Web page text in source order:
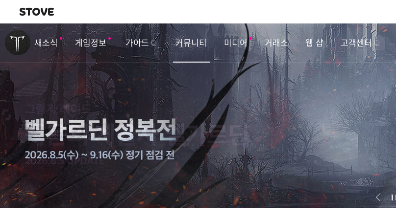
내비게이션
새소식 게임정보 가이드 커뮤니티 미디어 거래소 웹 샵 고객센터
이
벤
트
&
업
데
이